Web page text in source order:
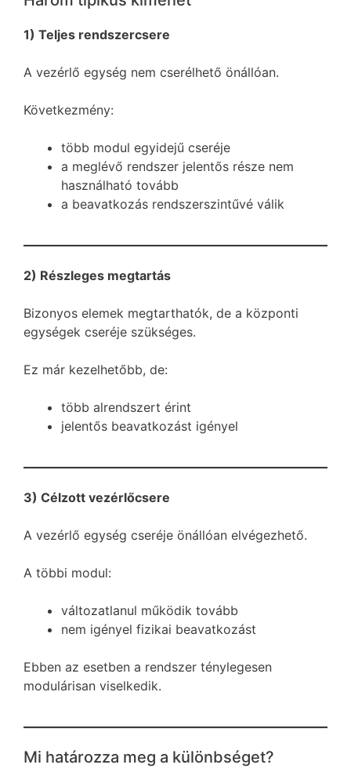
1) Teljes rendszercsere
A vezérlő egység nem cserélhető önállóan.
Következmény:
több modul egyidejű cseréje
a meglévő rendszer jelentős része nem
használható tovább
a beavatkozás rendszerszintűvé válik
2) Részleges megtartás
Bizonyos elemek megtarthatók, de a központi
egységek cseréje szükséges.
Ez már kezelhetőbb, de:
több alrendszert érint
jelentős beavatkozást igényel
3) Célzott vezérlőcsere
A vezérlő egység cseréje önállóan elvégezhető.
A többi modul:
változatlanul működik tovább
nem igényel fizikai beavatkozást
Ebben az esetben a rendszer ténylegesen
modulárisan viselkedik.
Mi határozza meg a különbséget?